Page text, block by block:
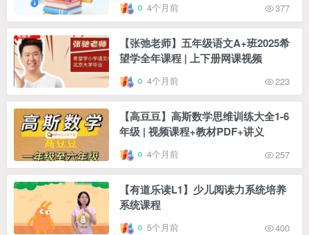
4个月前 377
【张弛老师】五年级语文A+班2025希
望学全年课程 | 上下册网课视频
4个月前 223
【高豆豆】高斯数学思维训练大全1-6
年级 | 视频课程+教材PDF+讲义
4个月前 257
【有道乐读L1】少儿阅读力系统培养
系统课程
5个月前 400